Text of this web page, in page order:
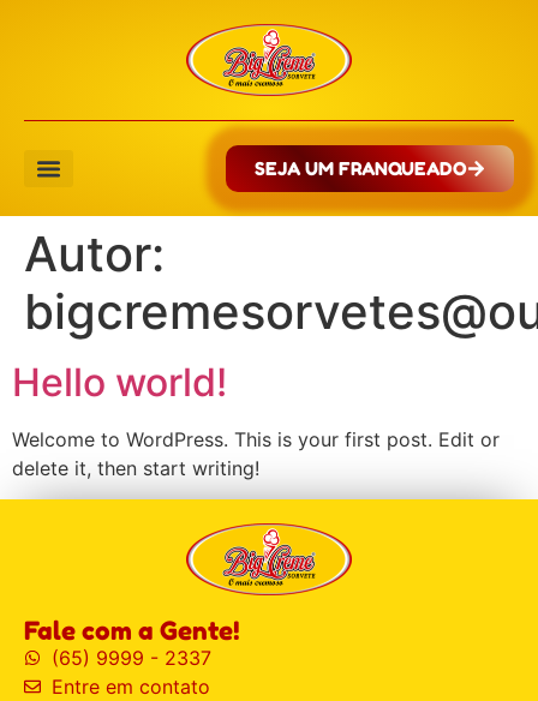
SEJA UM FRANQUEADO
Autor:
Hello world!
Welcome to WordPress. This is your first post. Edit or
delete it, then start writing!
Fale com a Gente!
(65) 9999 - 2337
Entre em contato